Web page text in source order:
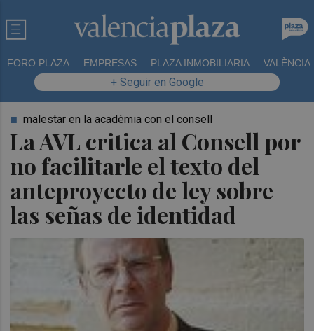
FORO PLAZA EMPRESAS PLAZA INMOBILIARIA VALÈNCIA
+ Seguir en Google
La AVL critica al Consell por
no facilitarle el texto del
anteproyecto de ley sobre
las señas de identidad
malestar en la acadèmia con el consell